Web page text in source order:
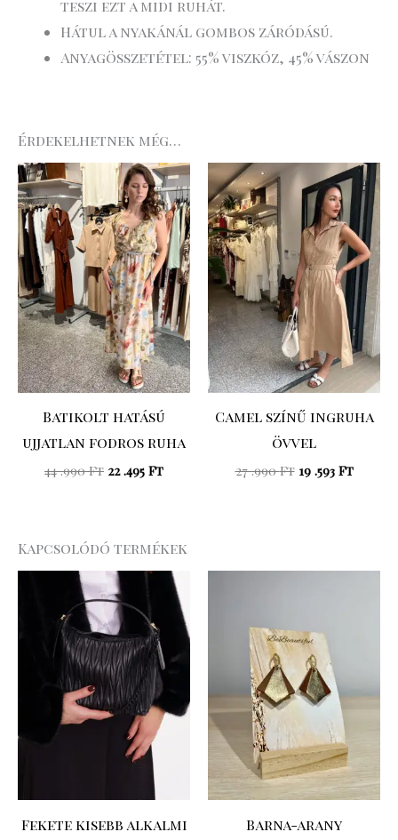
teszi ezt a midi ruhát.
Hátul a nyakánál gombos záródású.
Anyagösszetétel: 55% viszkóz, 45% vászon
Érdekelhetnek még…
Batikolt hatású
ujjatlan fodros ruha
44 .990Ft
Original
price
was:
44
.990 Ft.
22 .495 Ft
Current
price
is:
22
.495 Ft.
Camel színű ingruha
övvel
27 .990Ft
Original
price
was:
27
.990 Ft.
19 .593 Ft
price
is:
19
.593 Ft.
Kapcsolódó termékek
Fekete kisebb alkalmi
Original
price
was:
27
.590 Ft.
Current
price
.795 Ft.
Barna-arany